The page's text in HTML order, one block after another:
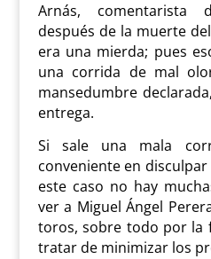
Arnás, comentarista
después de la muerte
era una mierda; pues
una corrida de mal
mansedumbre
entrega.
Si sale una mala
conveniente en
este caso no hay
ver a Miguel Ángel
toros, sobre todo por la
tratar de minimizar los